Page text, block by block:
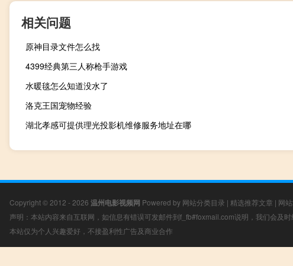
相关问题
原神目录文件怎么找
4399经典第三人称枪手游戏
水暖毯怎么知道没水了
洛克王国宠物经验
湖北孝感可提供理光投影机维修服务地址在哪
Copyright © 2012 - 2026 温州电影视频网 Powered by 网站分类目录 | 精选推荐文章 | 网
声明：本站内容来自互联网，如信息有错误可发邮件到f_fb#foxmail.com说明，我们会及时
本站仅为个人兴趣爱好，不接盈利性广告及商业合作